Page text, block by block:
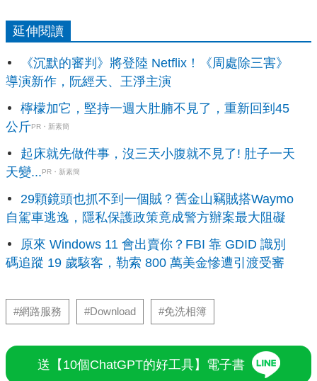
延伸閱讀
《沉默的審判》將登陸 Netflix！《周處除三害》
導演新作，阮經天、王淨主演
檸檬加它，堅持一週大肚腩不見了，重新回到45
公斤PR・新素簡
起床就先做件事，沒三天小腹就不見了! 肚子一天
天變...PR・新素簡
29顆鏡頭也抓不到一個賊？舊金山竊賊搭Waymo
自駕車逃逸，隱私保護政策竟成警方辦案最大阻礙
原來 Windows 11 會出賣你？FBI 靠 GDID 識別
碼追蹤 19 歲駭客，勒索 800 萬美金慘遭引渡受審
#網路服務 #Download #免洗相簿
送【10個ChatGPT的好工具】電子書